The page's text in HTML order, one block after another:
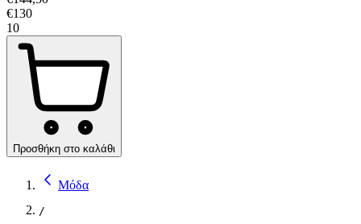
€130
10
Προσθήκη στο καλάθι
Μόδα
/